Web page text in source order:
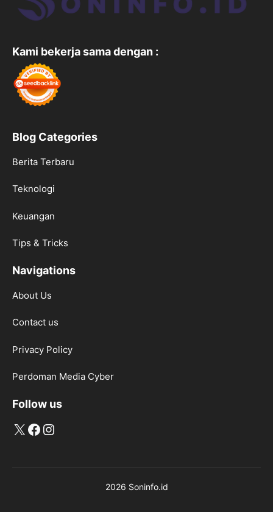
Kami bekerja sama dengan :
Blog Categories
Berita Terbaru
Teknologi
Keuangan
Tips & Tricks
Navigations
About Us
Contact us
Privacy Policy
Perdoman Media Cyber
Follow us
X Facebook
Instagram
2026 Soninfo.id